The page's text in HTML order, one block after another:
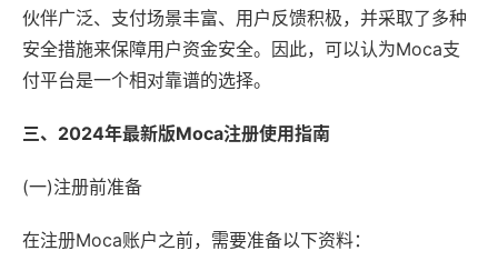
伙伴广泛、支付场景丰富、用户反馈积极，并采取了多种
安全措施来保障用户资金安全。因此，可以认为Moca支
付平台是一个相对靠谱的选择。
三、2024年最新版Moca注册使用指南
(一)注册前准备
在注册Moca账户之前，需要准备以下资料：